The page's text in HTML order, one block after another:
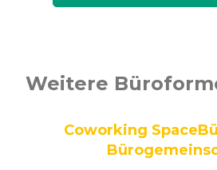
Weitere
Coworking Space